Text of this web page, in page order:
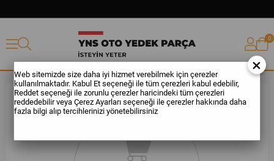
0
×
Web sitemizde size daha iyi hizmet verebilmek için çerezler
kullanılmaktadır. Kabul Et seçeneği ile tüm çerezleri kabul edebilir,
Reddet seçeneği ile zorunlu çerezler haricindeki tüm çerezleri
reddedebilir veya Çerez Ayarları seçeneği ile çerezler hakkında daha
fazla bilgi alıp tercihlerinizi yönetebilirsiniz